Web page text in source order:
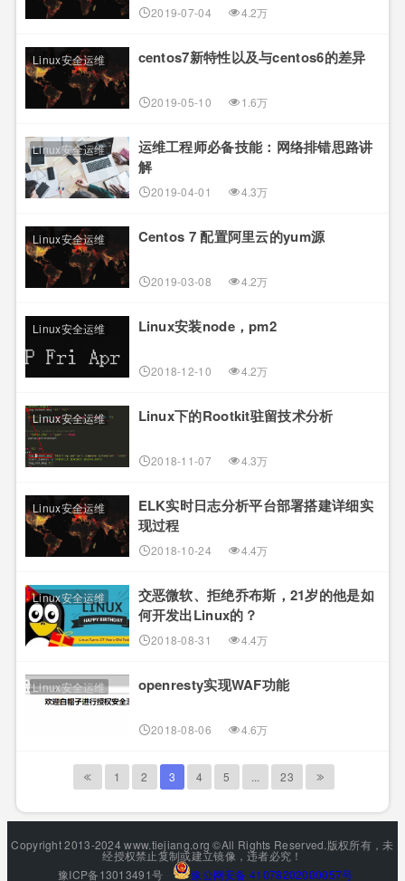
2019-07-04 4.2万
Linux安全运维 centos7新特性以及与centos6的差异
2019-05-10 1.6万
Linux安全运维
运维工程师必备技能：网络排错思路讲
解
2019-04-01 4.3万
Linux安全运维 Centos 7 配置阿里云的yum源
2019-03-08 4.2万
Linux安全运维 Linux安装node，pm2
2018-12-10 4.2万
Linux安全运维 Linux下的Rootkit驻留技术分析
2018-11-07 4.3万
Linux安全运维
ELK实时日志分析平台部署搭建详细实
现过程
2018-10-24 4.4万
Linux安全运维
交恶微软、拒绝乔布斯，21岁的他是如
何开发出Linux的？
2018-08-31 4.4万
Linux安全运维 openresty实现WAF功能
2018-08-06 4.6万
1 2 3 4 5 ... 23
Copyright 2013-2024 www.tiejiang.org ©All Rights Reserved.版权所有，未
经授权禁止复制或建立镜像，违者必究！
豫ICP备13013491号
豫公网安备 41078202000057号